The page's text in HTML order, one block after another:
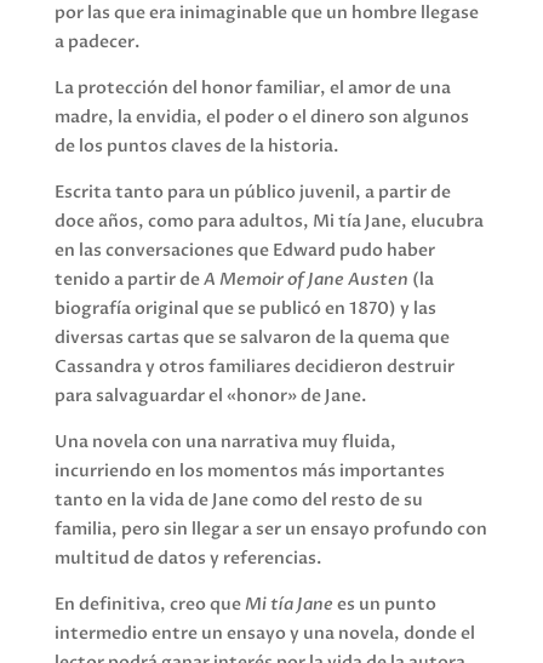
por las que era inimaginable que un hombre llegase
a padecer.
La protección del honor familiar, el amor de una
madre, la envidia, el poder o el dinero son algunos
de los puntos claves de la historia.
Escrita tanto para un público juvenil, a partir de
doce años, como para adultos, Mi tía Jane, elucubra
en las conversaciones que Edward pudo haber
tenido a partir deA Memoir of Jane Austen (la
biografía original que se publicó en 1870) y las
diversas cartas que se salvaron de la quema que
Cassandra y otros familiares decidieron destruir
para salvaguardar el «honor» de Jane.
Una novela con una narrativa muy fluida,
incurriendo en los momentos más importantes
tanto en la vida de Jane como del resto de su
familia, pero sin llegar a ser un ensayo profundo con
multitud de datos y referencias.
En definitiva, creo queMi tía Jane es un punto
intermedio entre un ensayo y una novela, donde el